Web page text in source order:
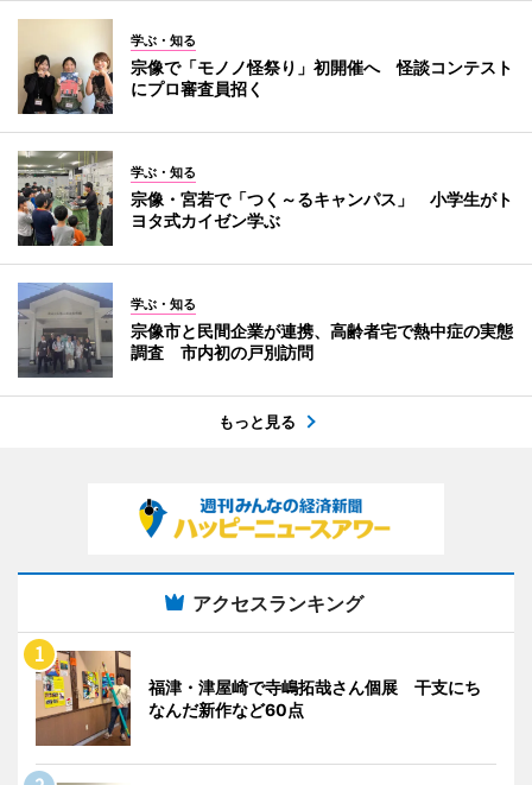
学ぶ・知る
宗像で「モノノ怪祭り」初開催へ 怪談コンテスト
にプロ審査員招く
学ぶ・知る
宗像・宮若で「つく～るキャンパス」 小学生がト
ヨタ式カイゼン学ぶ
学ぶ・知る
宗像市と民間企業が連携、高齢者宅で熱中症の実態
調査 市内初の戸別訪問
もっと見る
アクセスランキング
福津・津屋崎で寺嶋拓哉さん個展 干支にち
なんだ新作など60点